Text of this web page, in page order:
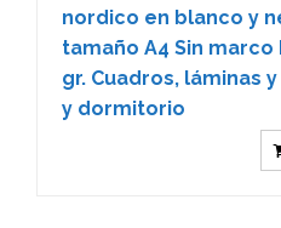
nordico en blanco y
tamaño A4 Sin
gr. Cuadros, láminas
y dormitorio